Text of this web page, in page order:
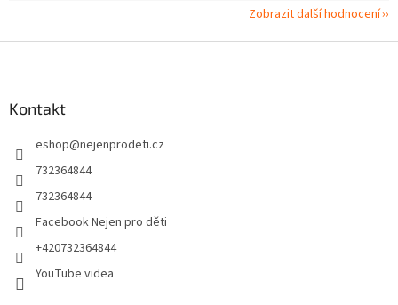
Zobrazit další hodnocení
Kontakt
eshop@nejenprodeti.cz
732364844
732364844
Facebook Nejen pro děti
+420732364844
YouTube videa